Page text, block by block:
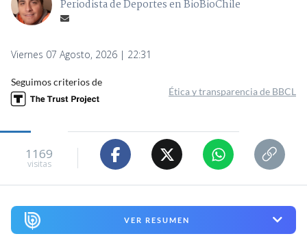
Periodista de Deportes en BioBioChile
Viernes 07 Agosto, 2026 | 22:31
Seguimos criterios de
Ética y transparencia de BBCL
1169
visitas
VER RESUMEN